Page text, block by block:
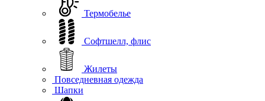
Термобелье
Софтшелл, флис
Жилеты
Повседневная одежда
Шапки